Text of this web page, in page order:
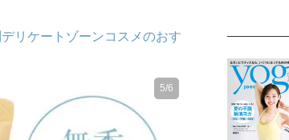
リケートゾーンコスメのおす
5/6